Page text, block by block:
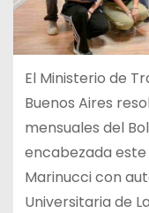
El Ministerio de
Buenos Aires
mensuales del
encabezada
Marinucci con
Universitaria de